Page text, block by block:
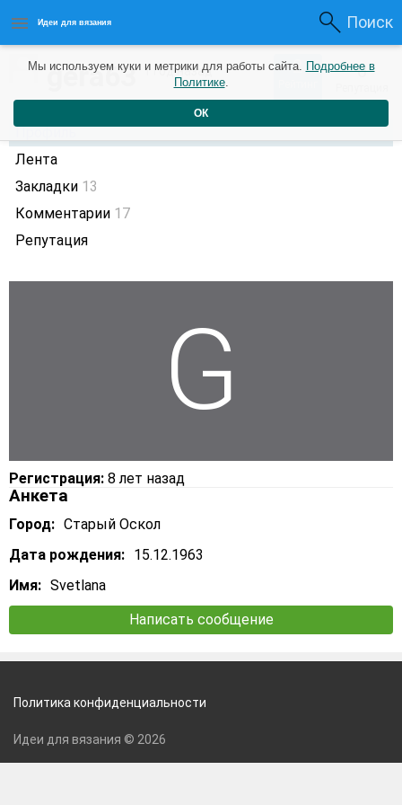
Идеи для вязания Поиск
gera63 1 год назад 2 0
Профиль
Лента
Закладки 13
Комментарии 17
Репутация
Регистрация: 8 лет назад
Анкета
Город: Старый Оскол
Дата рождения: 15.12.1963
Имя: Svetlana
Написать сообщение
Мы используем куки и метрики для работы сайта. Подробнее в
Политике.
ОК
Политика конфиденциальности
Идеи для вязания © 2026